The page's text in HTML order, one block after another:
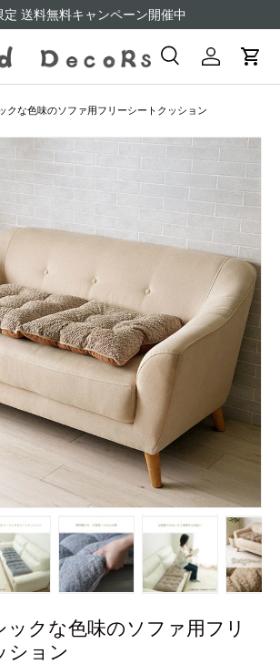
ップ
定 送料無料キャンペーン開催中
検索 ログインカー
クな色味のソファ用フリーシートクッション
ップ
ックな色味のソファ用フリ
ション